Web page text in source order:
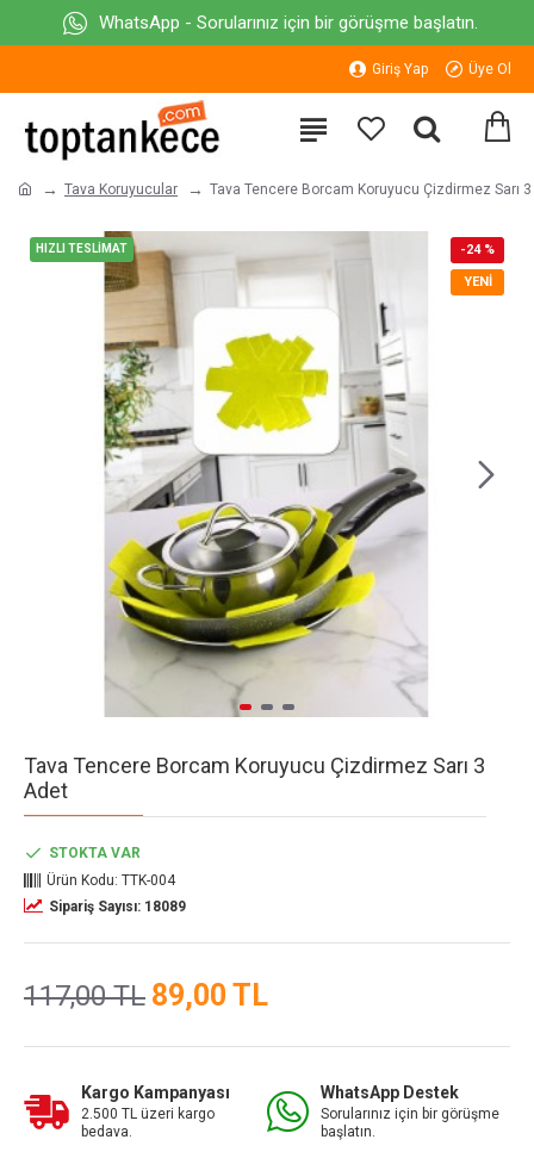
WhatsApp - Sorularınız için bir görüşme başlatın.
Giriş Yap Üye Ol
Tava Koruyucular Tava Tencere Borcam Koruyucu Çizdirmez Sarı
HIZLI TESLİMAT
YENI
-24 %
Tava Tencere Borcam Koruyucu Çizdirmez Sarı 3
Adet
89,00 TL
117,00 TL
STOKTA VAR
Ürün Kodu: TTK-004
Sipariş Sayısı: 18089
Kargo Kampanyası
2.500 TL üzeri kargo
bedava.
WhatsApp Destek
Sorularınız için bir görüşme
başlatın.